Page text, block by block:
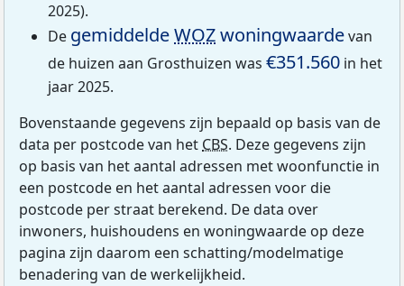
2025).
De gemiddeldeWOZwoningwaardevan
de huizen aan Grosthuizen was €351.560 in het
jaar 2025.
Bovenstaande gegevens zijn bepaald op basis van de
data per postcode van het CBS. Deze gegevens zijn
op basis van het aantal adressen met woonfunctie in
een postcode en het aantal adressen voor die
postcode per straat berekend. De data over
inwoners, huishoudens en woningwaarde op deze
pagina zijn daarom een schatting/modelmatige
benadering van de werkelijkheid.